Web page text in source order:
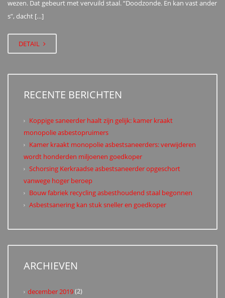
wezen. Dat gebeurt met vervuild staal. “Doodzonde. En kan vast ander
s”, dacht […]
DETAIL
RECENTE BERICHTEN
Koppige saneerder haalt zijn gelijk: kamer kraakt
monopolie asbestopruimers
Kamer kraakt monopolie asbestsaneerders: verwijderen
wordt honderden miljoenen goedkoper
Schorsing Kerkraadse asbestsaneerder opgeschort
vanwege hoger beroep
Bouw fabriek recycling asbesthoudend staal begonnen
Asbestsanering kan stuk sneller en goedkoper
ARCHIEVEN
december 2019(2)